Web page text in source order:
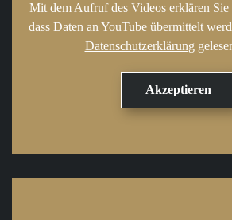
Mit dem Aufruf des Videos erklären Sie
dass Daten an YouTube übermittelt
Datenschutzerklärung